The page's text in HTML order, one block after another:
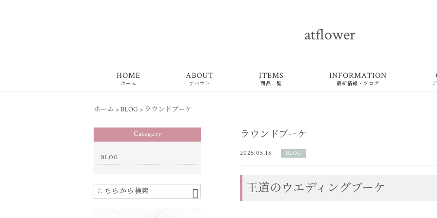
atflower
HOME
ホーム
ABOUT
アバウト
ITEMS
商品一覧
INFORMATION
最新情報・ブログ
ホーム >BLOG > ラウンドブーケ
ラウンドブーケ
2025.05.13 BLOG
王道のウエディングブーケ
Category
BLOG